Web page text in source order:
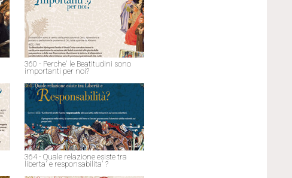
360 - Perche' le Beatitudini sono
importanti per noi?
364 - Quale relazione esiste tra
liberta' e responsabilita' ?